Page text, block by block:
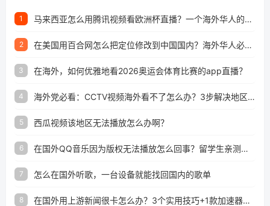
1 马来西亚怎么用腾讯视频看欧洲杯直播？一个海外华人的真实困扰与破解
2 在美国用百合网怎么把定位修改到中国国内？海外华人必备的回国加速指南
3 在海外，如何优雅地看2026奥运会体育比赛的app直播？
4 海外党必看：CCTV视频海外看不了怎么办？3步解决地区限制+追剧自由
5 西瓜视频该地区无法播放怎么办啊？
6 在国外QQ音乐因为版权无法播放怎么回事？留学生亲测有效的解决办法
7 怎么在国外听歌，一台设备就能找回国内的歌单
8 在国外用上游新闻很卡怎么办？3个实用技巧+1款加速器解决海外看国内内容难题